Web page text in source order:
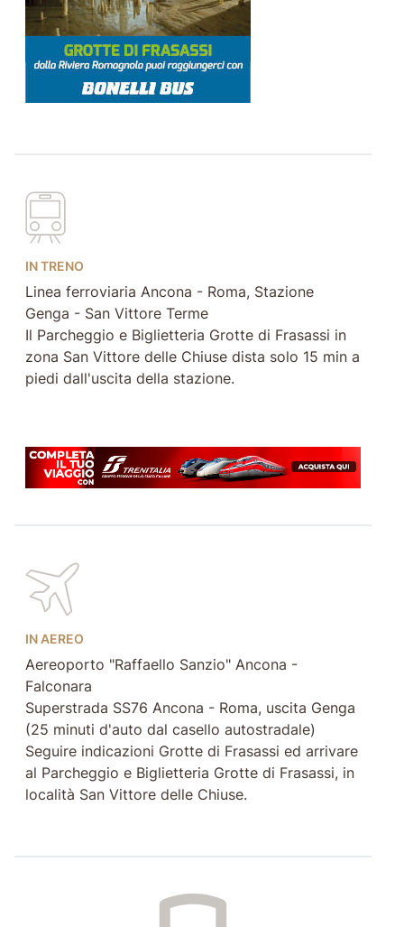
IN TRENO
Linea ferroviaria Ancona - Roma, Stazione
Genga - San Vittore Terme
Il Parcheggio e Biglietteria Grotte di Frasassi in
zona San Vittore delle Chiuse dista solo 15 min a
piedi dall'uscita della stazione.
IN AEREO
Aereoporto "Raffaello Sanzio" Ancona -
Falconara
Superstrada SS76 Ancona - Roma, uscita Genga
(25 minuti d'auto dal casello autostradale)
Seguire indicazioni Grotte di Frasassi ed arrivare
al Parcheggio e Biglietteria Grotte di Frasassi, in
località San Vittore delle Chiuse.